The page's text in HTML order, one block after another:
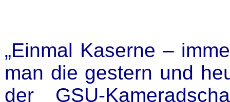
„Einmal Kaserne –
man die gestern und
der GSU-